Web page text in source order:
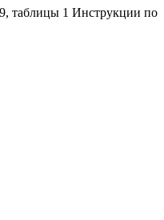
таблицы 1 Инструкции по